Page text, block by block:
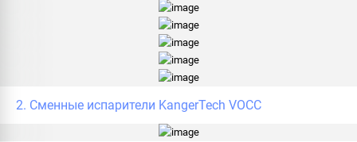
2. Сменные испарители KangerTech VOCC